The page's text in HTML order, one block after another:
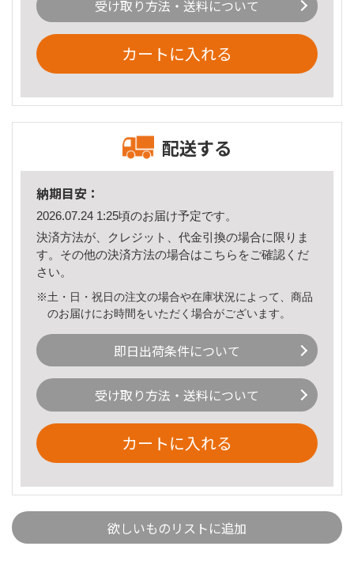
受け取り方法・送料について
カートに入れる
配送する
納期目安：
2026.07.24 1:25頃のお届け予定です。
決済方法が、クレジット、代金引換の場合に限りま
す。その他の決済方法の場合はこちら をご確認くだ
さい。
※土・日・祝日の注文の場合や在庫状況によって、商品
のお届けにお時間をいただく場合がございます。
即日出荷条件について
受け取り方法・送料について
カートに入れる
欲しいものリストに追加